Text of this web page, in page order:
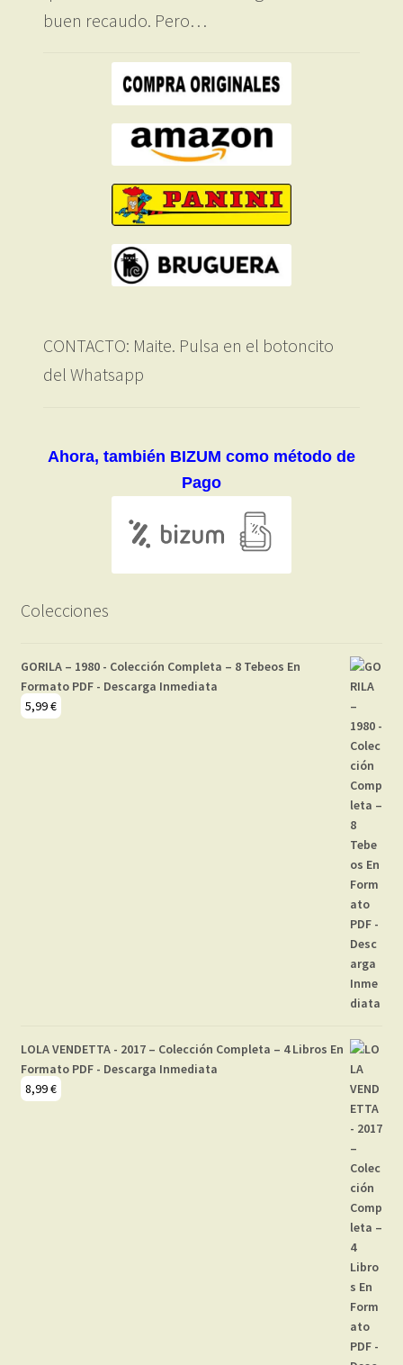
buen recaudo. Pero…
CONTACTO: Maite. Pulsa en el botoncito
del Whatsapp
Ahora, también BIZUM como método de
Pago
Colecciones
GORILA – 1980 - Colección Completa – 8 Tebeos En
Formato PDF - Descarga Inmediata
5,99€
LOLA VENDETTA - 2017 – Colección Completa – 4 Libros En
Formato PDF - Descarga Inmediata
8,99€